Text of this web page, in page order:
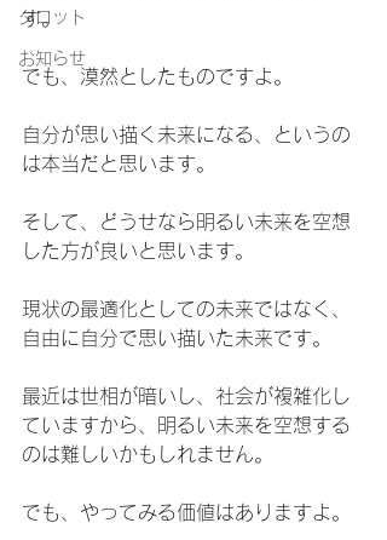
タロット
お知らせ
す。
でも、漠然としたものですよ。
自分が思い描く未来になる、というの
は本当だと思います。
そして、どうせなら明るい未来を空想
した方が良いと思います。
現状の最適化としての未来ではなく、
自由に自分で思い描いた未来です。
最近は世相が暗いし、社会が複雑化し
ていますから、明るい未来を空想する
のは難しいかもしれません。
でも、やってみる価値はありますよ。